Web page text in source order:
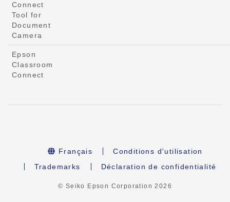
Connect
Tool for
Document
Camera
Epson
Classroom
Connect
Français
Conditions d'utilisation
Trademarks
Déclaration de confidentialité
© Seiko Epson Corporation2026